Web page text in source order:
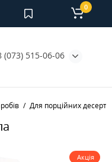
(073) 515-06-06
0
Для порційних десертів
Акція